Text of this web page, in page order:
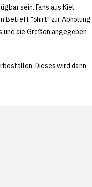
sein. Fans aus Kiel
Betreff "Shirt" zur Abholung
und die Größen angegeben
Dieses wird dann